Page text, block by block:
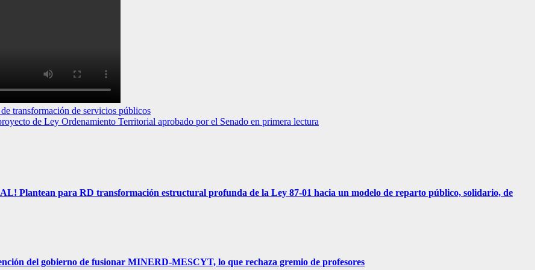
transformación de servicios públicos
de Ley Ordenamiento Territorial aprobado por el Senado en primera lectura
para RD transformación estructural profunda de la Ley 87-01 hacia un modelo de reparto público, solidario, de
del gobierno de fusionar MINERD-MESCYT, lo que rechaza gremio de profesores